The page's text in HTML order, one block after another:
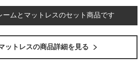
ームとマットレスのセット商品です
ットレスの商品詳細を見る